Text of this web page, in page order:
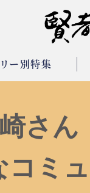
ー別特集
さん
コミュ